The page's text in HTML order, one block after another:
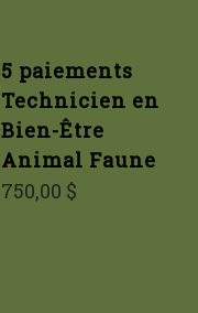
5 paiements
Technicien en
Bien-Être
Animal Faune
750,00 $